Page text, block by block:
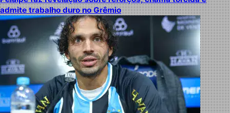
admite trabalho duro no Grêmio